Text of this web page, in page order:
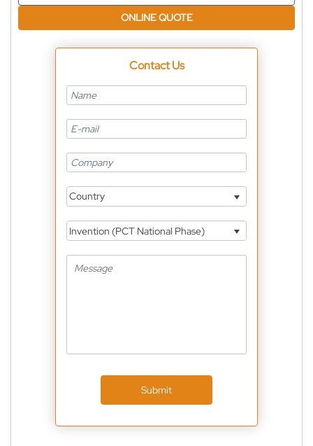
ONLINE QUOTE
Contact Us
Country
Invention (PCT National Phase)
Submit